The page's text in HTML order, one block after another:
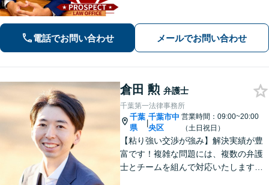
結果へ。粘り強く、鋭く、そして迅速
に。明朗な料金体系で安心サポート。
電話でお問い合わせ メールでお問い合わせ
倉田 勲 弁護士
千葉第一法律事務所
千葉
県
|
千葉市中
央区
営業時間：09:00~20:00
（土日祝日）
【粘り強い交渉が強み】解決実績が豊
富です！複雑な問題には、複数の弁護
士とチームを組んで対応いたします。